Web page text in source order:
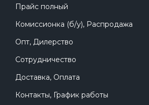
Прайс полный
Комиссионка (б/у), Распродажа
Опт, Дилерство
Сотрудничество
Доставка, Оплата
Контакты, График работы